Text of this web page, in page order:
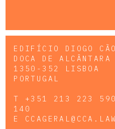
EDIFÍCIO DIOGO
DOCA DE ALCÂNTARA
1350-352 LISBOA
PORTUGAL
T +351 213 223
140
E CCAGERAL@CCA.LAW